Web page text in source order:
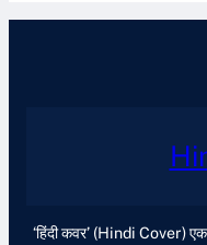
‘हिंदी कवर’ (Hindi Cover)